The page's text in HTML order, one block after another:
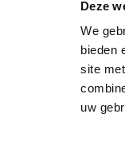
Deze
We
bieden
site
uw
bereikbaar